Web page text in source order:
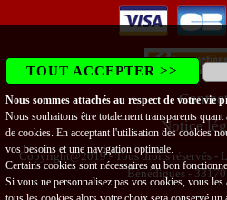
Notice
Copyright@2019 - Tous droits réservés -
Bénédigues -
TOUT ACCEPTER >>
Nous sommes attachés au respect de votre vie
Nous souhaitons être totalement transparents
de cookies. En acceptant l'utilisation des cookies
vos besoins et une navigation optimale.
Certains cookies sont nécessaires au bon
Si vous ne personnalisez pas vos cookies, vous les